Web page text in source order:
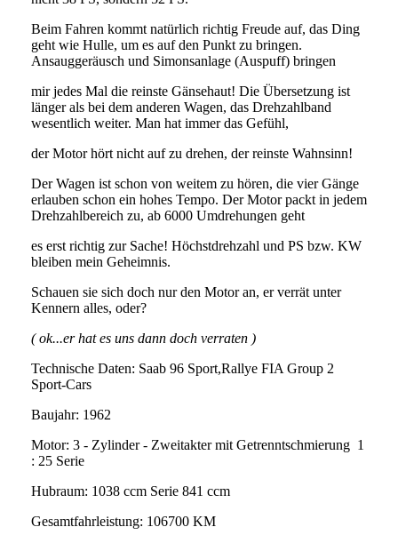
Beim Fahren kommt natürlich richtig Freude auf, das Ding
geht wie Hulle, um es auf den Punkt zu bringen.
Ansauggeräusch und Simonsanlage (Auspuff) bringen
mir jedes Mal die reinste Gänsehaut! Die Übersetzung ist
länger als bei dem anderen Wagen, das Drehzahlband
wesentlich weiter. Man hat immer das Gefühl,
der Motor hört nicht auf zu drehen, der reinste Wahnsinn!
Der Wagen ist schon von weitem zu hören, die vier Gänge
erlauben schon ein hohes Tempo. Der Motor packt in jedem
Drehzahlbereich zu, ab 6000 Umdrehungen geht
es erst richtig zur Sache! Höchstdrehzahl und PS bzw. KW
bleiben mein Geheimnis.
Schauen sie sich doch nur den Motor an, er verrät unter
Kennern alles, oder?
( ok...er hat es uns dann doch verraten )
Technische Daten: Saab 96 Sport,Rallye FIA Group 2
Sport-Cars
Baujahr: 1962
Motor: 3 - Zylinder - Zweitakter mit Getrenntschmierung 1
: 25 Serie
Hubraum: 1038 ccm Serie 841 ccm
Gesamtfahrleistung: 106700 KM